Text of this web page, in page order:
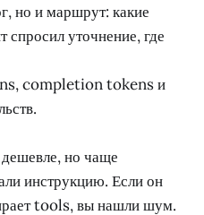
но и маршрут: какие
спросил уточнение, где
completion tokens и
но чаще
инструкцию. Если он
tools, вы нашли шум.